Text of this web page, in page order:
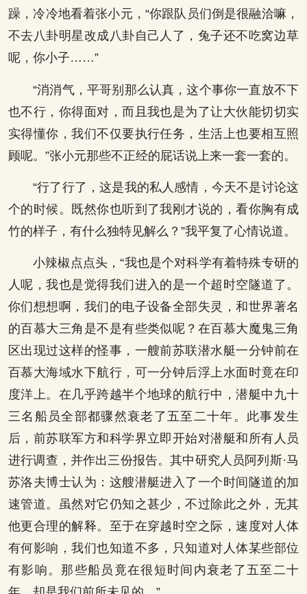
躁，冷冷地看着张小元，“你跟队员们倒是很融洽嘛，
不去八卦明星改成八卦自己人了，兔子还不吃窝边草
呢，你小子……”
“消消气，平哥别那么认真，这个事你一直放不下
也不行，你得面对，而且我也是为了让大伙能切切实
实得懂你，我们不仅要执行任务，生活上也要相互照
顾呢。”张小元那些不正经的屁话说上来一套一套的。
“行了行了，这是我的私人感情，今天不是讨论这
个的时候。既然你也听到了我刚才说的，看你胸有成
竹的样子，有什么独特见解么？”我平复了心情说道。
小辣椒点点头，“我也是个对科学有着特殊专研的
人呢，我也是觉得我们进入的是一个超时空隧道了。
你们想想啊，我们的电子设备全部失灵，和世界著名
的百慕大三角是不是有些类似呢？在百慕大魔鬼三角
区出现过这样的怪事，一艘前苏联潜水艇一分钟前在
百慕大海域水下航行，可一分钟后浮上水面时竟在印
度洋上。在几乎跨越半个地球的航行中，潜艇中九十
三名船员全部都骤然衰老了五至二十年。此事发生
后，前苏联军方和科学界立即开始对潜艇和所有人员
进行调查，并作出三份报告。其中研究人员阿列斯·马
苏洛夫博士认为：这艘潜艇进入了一个时间隧道的加
速管道。虽然对它仍知之甚少，不过除此之外，无其
他更合理的解释。至于在穿越时空之际，速度对人体
有何影响，我们也知道不多，只知道对人体某些部位
有影响。那些船员竟在很短时间内衰老了五至二十